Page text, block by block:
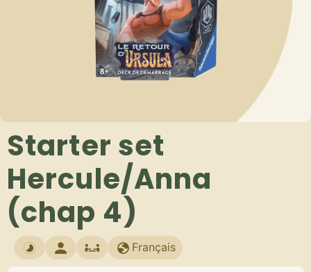
Starter set
Hercule/Anna
(chap 4)
Français